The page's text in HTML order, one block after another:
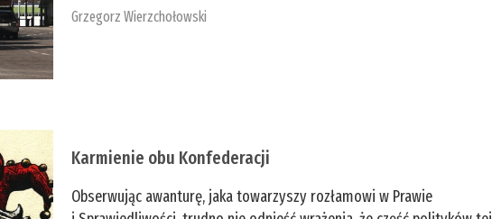
Grzegorz Wierzchołowski
Karmienie obu Konfederacji
Obserwując awanturę, jaka towarzyszy rozłamowi w Prawie